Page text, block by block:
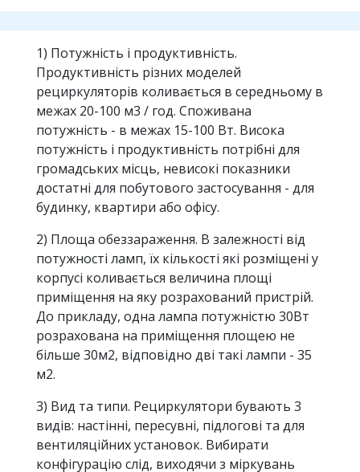
1) Потужність і продуктивність.
Продуктивність різних моделей
рециркуляторів коливається в середньому в
межах 20-100 м3 / год. Споживана
потужність - в межах 15-100 Вт. Висока
потужність і продуктивність потрібні для
громадських місць, невисокі показники
достатні для побутового застосування - для
будинку, квартири або офісу.
2) Площа обеззараження. В залежності від
потужності ламп, їх кількості які розміщені у
корпусі коливається величина площі
приміщення на яку розрахований пристрій.
До прикладу, одна лампа потужністю 30Вт
розрахована на приміщення площею не
більше 30м2, відповідно дві такі лампи - 35
м2.
3) Вид та типи. Рециркулятори бувають 3
видів: настінні, пересувні, підлогові та для
вентиляційних установок. Вибирати
конфігурацію слід, виходячи з міркувань